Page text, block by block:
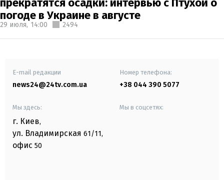
погоде в Украине в августе
29 июля, 14:00 2494
E-mail редакции
news24@24tv.com.ua
Номер телефона:
+38 044 390 5077
Мы здесь:
г. Киев,
ул. Владимирская 61/11,
офис 50
Мы в соцсетях: